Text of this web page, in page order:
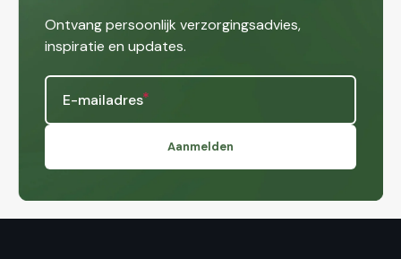
Ontvang persoonlijk verzorgingsadvies,
inspiratie en updates.
E-mailadres
Aanmelden